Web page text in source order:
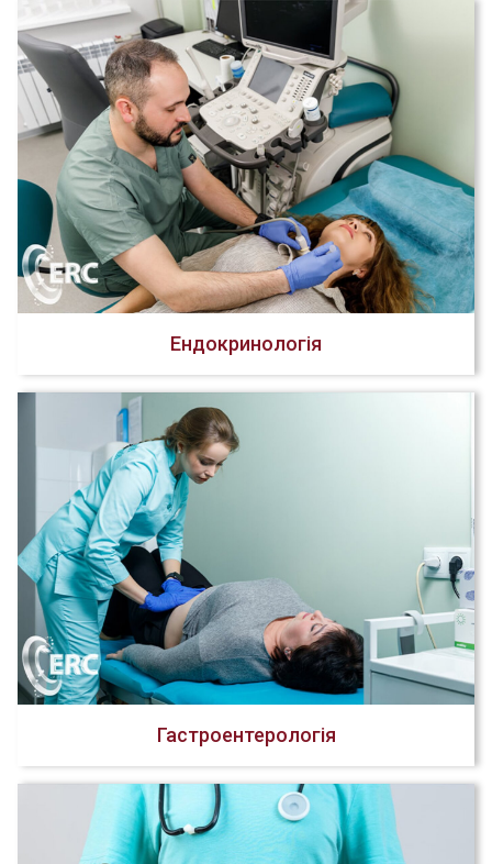
Ендокринологія
Гастроентерологія